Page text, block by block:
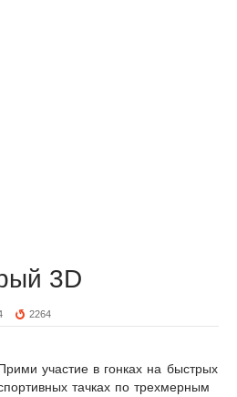
3D
2264
участие в гонках на быстрых
тачках по трехмерным